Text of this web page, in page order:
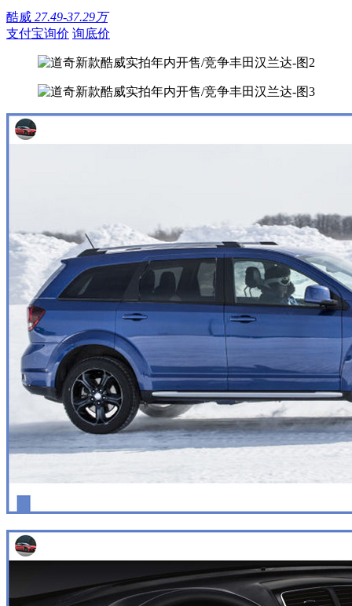
酷威 27.49-37.29万
支付宝询价 询底价